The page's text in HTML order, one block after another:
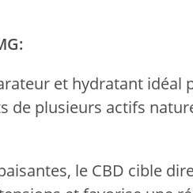
et hydratant idéal
de plusieurs actifs
le CBD cible